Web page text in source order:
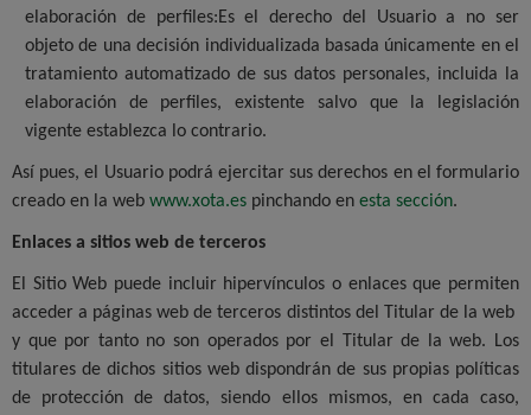
elaboración de perfiles:Es el derecho del Usuario a no ser
objeto de una decisión individualizada basada únicamente en el
tratamiento automatizado de sus datos personales, incluida la
elaboración de perfiles, existente salvo que la legislación
vigente establezca lo contrario.
Así pues, el Usuario podrá ejercitar sus derechos en el formulario
creado en la web www.xota.es pinchando en esta sección.
Enlaces a sitios web de terceros
El Sitio Web puede incluir hipervínculos o enlaces que permiten
acceder a páginas web de terceros distintos del Titular de la web
y que por tanto no son operados por el Titular de la web. Los
titulares de dichos sitios web dispondrán de sus propias políticas
de protección de datos, siendo ellos mismos, en cada caso,